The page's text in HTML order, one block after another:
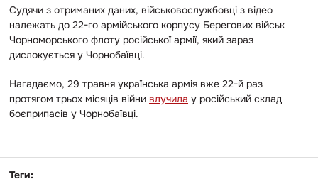
Судячи з отриманих даних, військовослужбовці з відео
належать до 22-го армійського корпусу Берегових військ
Чорноморського флоту російської армії, який зараз
дислокується у Чорнобаївці.
Нагадаємо, 29 травня українська армія вже 22-й раз
протягом трьох місяців війни влучила у російський склад
боєприпасів у Чорнобаївці.
Теги: